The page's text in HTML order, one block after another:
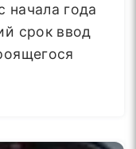
начала года
срок ввод